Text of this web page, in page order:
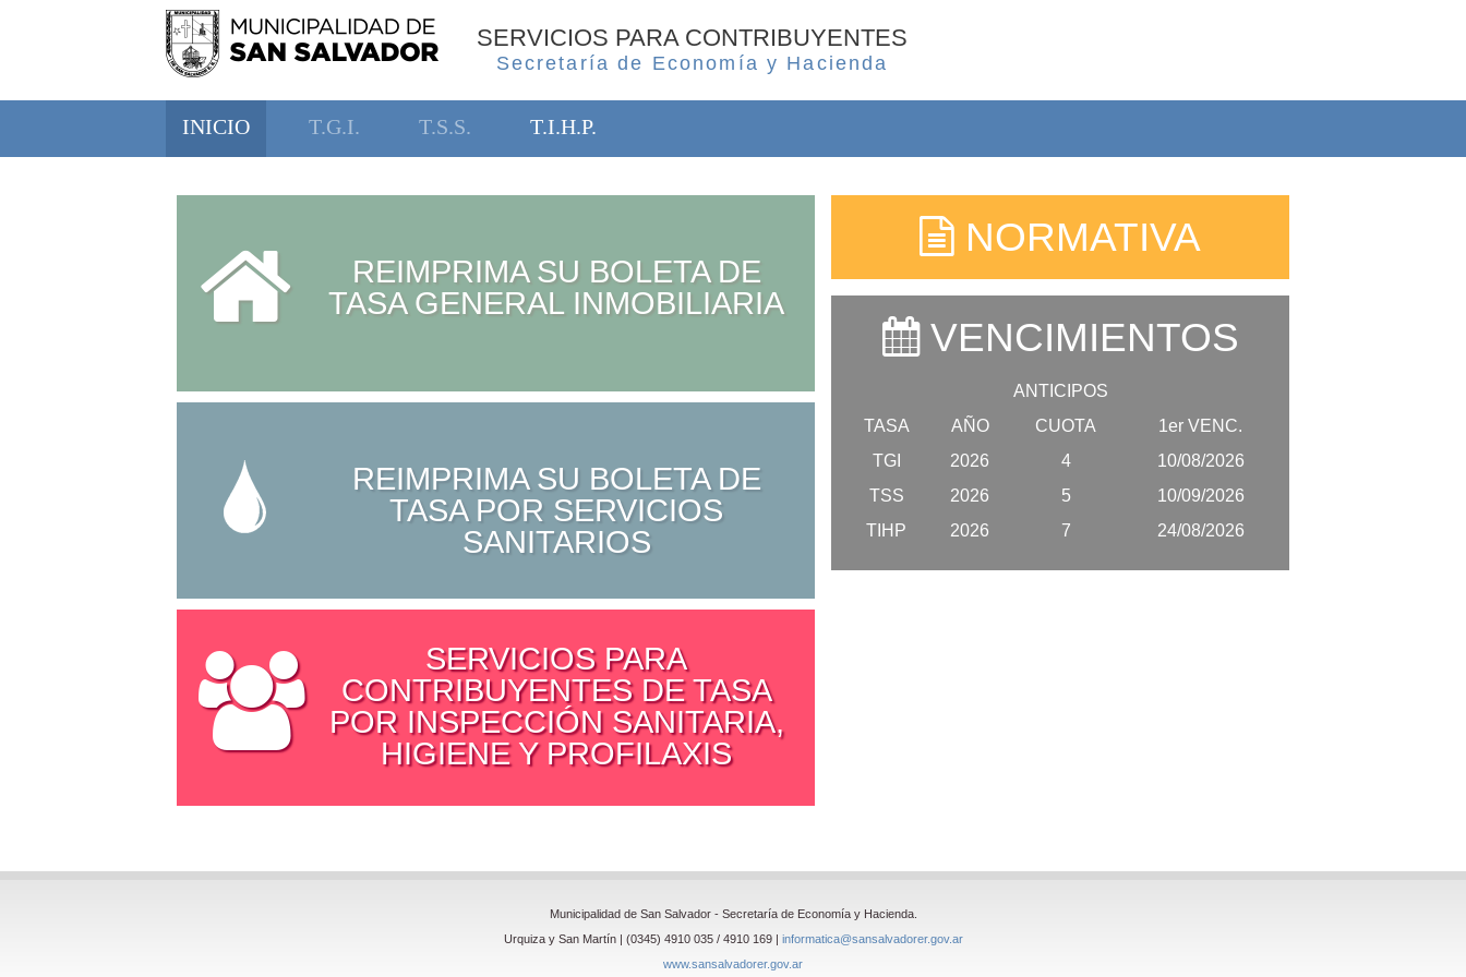
SERVICIOS PARA CONTRIBUYENTES
Secretaría de Economía y Hacienda
INICIO T.G.I. T.S.S. T.I.H.P.
REIMPRIMA SU BOLETA DE
TASA GENERAL INMOBILIARIA
REIMPRIMA SU BOLETA DE
TASA POR SERVICIOS
SANITARIOS
SERVICIOS PARA
CONTRIBUYENTES DE TASA
POR INSPECCIÓN SANITARIA,
HIGIENE Y PROFILAXIS
NORMATIVA
VENCIMIENTOS
ANTICIPOS
TASA
AÑO CUOTA
1er VENC.
TGI
2026 4
10/08/2026
TSS
2026 5
10/09/2026
TIHP
2026 7 24/08/2026
Municipalidad de San Salvador - Secretaría de Economía y Hacienda.
Urquiza y San Martín | (0345) 4910 035 / 4910 169 | informatica@sansalvadorer.gov.ar
www.sansalvadorer.gov.ar